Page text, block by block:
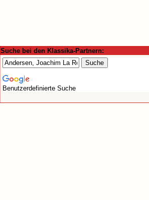
Suche bei den Klassika-Partnern:
Benutzerdefinierte Suche